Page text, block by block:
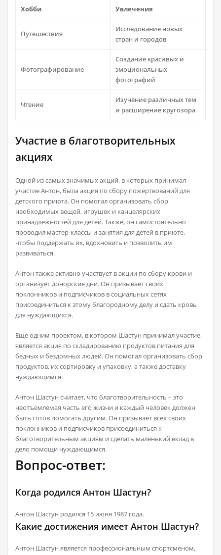
Хобби
Увлечения
Путешествия
Исследование новых
стран и городов
Фотографирование
Создание красивых и
эмоциональных
фотографий
Чтение
Изучение различных тем
и расширение кругозора
Участие в благотворительных
акциях
Одной из самых значимых акций, в которых принимал
участие Антон, была акция по сбору пожертвований для
детского приюта. Он помогал организовать сбор
необходимых вещей, игрушек и канцелярских
принадлежностей для детей. Также, он самостоятельно
проводил мастер-классы и занятия для детей в приюте,
чтобы поддержать их, вдохновить и позволить им
развиваться.
Антон также активно участвует в акции по сбору крови и
организует донорские дни. Он призывает своих
поклонников и подписчиков в социальных сетях
присоединиться к этому благородному делу и сдать кровь
для нуждающихся.
Еще одним проектом, в котором Шастун принимал участие,
является акция по складированию продуктов питания для
бедных и бездомных людей. Он помогал организовать сбор
продуктов, их сортировку и упаковку, а также доставку
нуждающимся.
Антон Шастун считает, что благотворительность – это
неотъемлемая часть его жизни и каждый человек должен
быть готов помогать другим. Он призывает всех своих
поклонников и подписчиков присоединиться к
благотворительным акциям и сделать маленький вклад в
дело помощи нуждающимся.
Вопрос-ответ:
Когда родился Антон Шастун?
Антон Шастун родился 15 июня 1987 года.
Какие достижения имеет Антон Шастун?
Антон Шастун является профессиональным спортсменом,